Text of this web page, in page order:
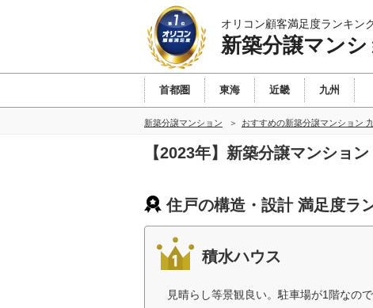
オリコン顧客満足度ランキン
新築分譲マンシ
首都圏 東海 近畿 九州
新築分譲マンション おすすめの新築分譲マンション
【2023年】新築分譲マンショ
住戸の構造・設計 満足度ラ
積水ハウス
見晴らし等景観良い。駐車場が1階なの